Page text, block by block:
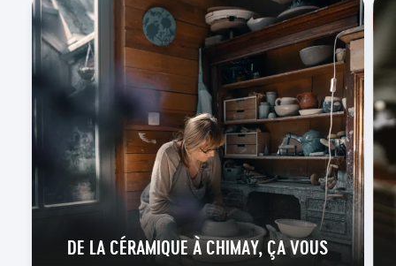
DE LA CÉRAMIQUE À CHIMAY, ÇA VOUS